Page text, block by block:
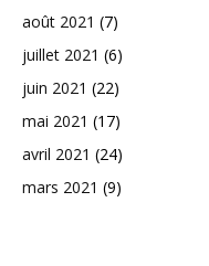
août 2021 (7)
juillet 2021 (6)
juin 2021 (22)
mai 2021 (17)
avril 2021 (24)
mars 2021 (9)